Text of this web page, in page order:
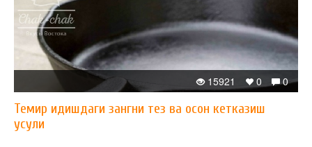
0
0
15921
Темир идишдаги зангни тез ва осон кетказиш
усули